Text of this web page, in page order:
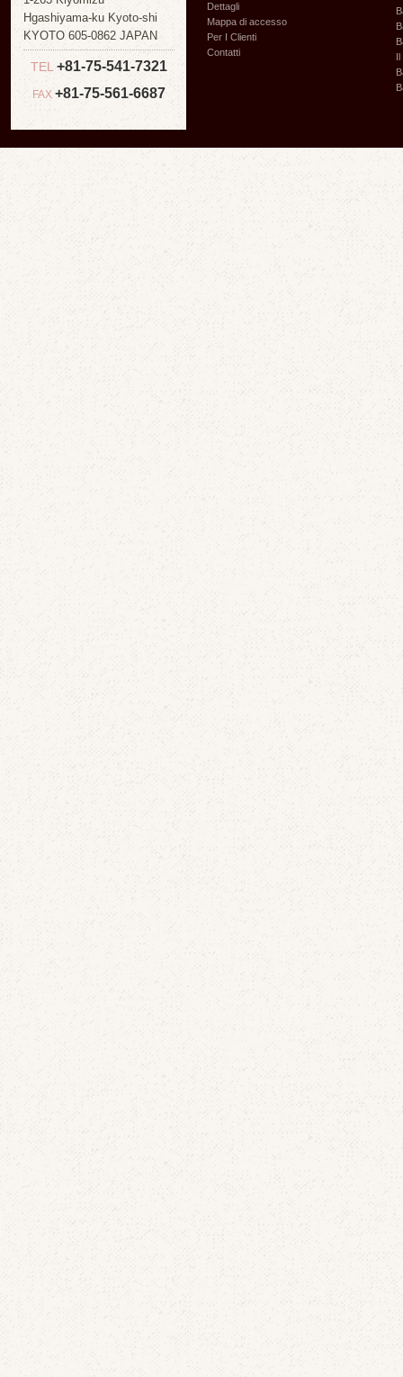
Hgashiyama-ku Kyoto-shi
KYOTO 605-0862 JAPAN
TEL +81-75-541-7321
FAX +81-75-561-6687
Dettagli
Mappa di accesso
Per I Clienti
Contatti
Il